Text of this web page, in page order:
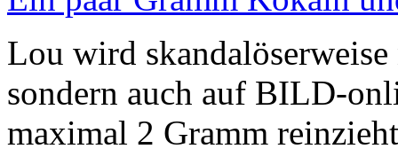
Lou wird
sondern auch auf BILD-
maximal 2 Gramm